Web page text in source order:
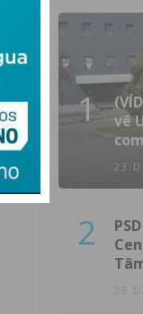
1
vê
23
2
23